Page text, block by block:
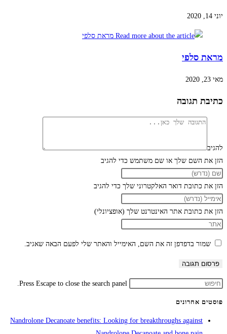
יוני 14, 2020
מראת סלפי
מאי 23, 2020
כתיבת תגובה
להגיב
הזן את השם שלך או שם משתמש כדי להגיב
הזן את כתובת דואר האלקטרוני שלך כדי להגיב
הזן את כתובת אתר האינטרנט שלך (אופציונלי)
שמור בדפדפן זה את השם, האימייל והאתר שלי לפעם הבאה שאגיב.
Press Escape to close the search panel.
פוסטים אחרונים
Nandrolone Decanoate benefits: Looking for breakthroughs against